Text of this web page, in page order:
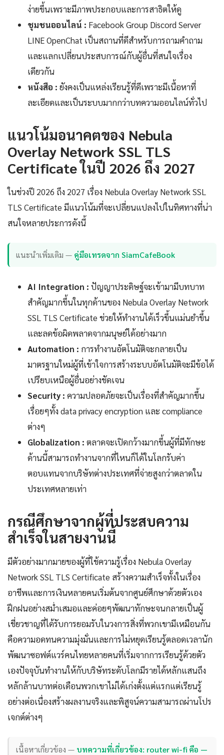
ง่ายขึ้นเพราะมีภาพประกอบและการสาธิตให้ดู
ชุมชนออนไลน์ : Facebook Group Discord Server
LINE OpenChat เป็นสถานที่ดีสำหรับการถามคำถาม
และแลกเปลี่ยนประสบการณ์กับผู้อื่นที่สนใจเรื่อง
เดียวกัน
หนังสือ : ยังคงเป็นแหล่งเรียนรู้ที่ดีเพราะมีเนื้อหาที่
ละเอียดและเป็นระบบมากกว่าบทความออนไลน์ทั่วไป
แนวโน้มอนาคตของ Nebula
Overlay Network SSL TLS
Certificate ในปี 2026 ถึง 2027
ในช่วงปี 2026 ถึง 2027 เรื่อง Nebula Overlay Network SSL
TLS Certificate มีแนวโน้มที่จะเปลี่ยนแปลงไปในทิศทางที่น่า
สนใจหลายประการดังนี้
แนะนำเพิ่มเติม — คู่มือเทรดจาก SiamCafeBook
AI Integration : ปัญญาประดิษฐ์จะเข้ามามีบทบาท
สำคัญมากขึ้นในทุกด้านของ Nebula Overlay Network
SSL TLS Certificate ช่วยให้ทำงานได้เร็วขึ้นแม่นยำขึ้น
และลดข้อผิดพลาดจากมนุษย์ได้อย่างมาก
Automation : การทำงานอัตโนมัติจะกลายเป็น
มาตรฐานใหม่ผู้ที่เข้าใจการสร้างระบบอัตโนมัติจะมีข้อได้
เปรียบเหนือผู้อื่นอย่างชัดเจน
Security : ความปลอดภัยจะเป็นเรื่องที่สำคัญมากขึ้น
เรื่อยๆทั้ง data privacy encryption และ compliance
ต่างๆ
Globalization : ตลาดจะเปิดกว้างมากขึ้นผู้ที่มีทักษะ
ด้านนี้สามารถทำงานจากที่ไหนก็ได้ในโลกรับค่า
ตอบแทนจากบริษัทต่างประเทศที่จ่ายสูงกว่าตลาดใน
ประเทศหลายเท่า
กรณีศึกษาจากผู้ที่ประสบความ
สำเร็จในสายงานนี้
มีตัวอย่างมากมายของผู้ที่ใช้ความรู้เรื่อง Nebula Overlay
Network SSL TLS Certificate สร้างความสำเร็จทั้งในเรื่อง
อาชีพและการเงินหลายคนเริ่มต้นจากศูนย์ศึกษาด้วยตัวเอง
ฝึกฝนอย่างสม่ำเสมอและค่อยๆพัฒนาทักษะจนกลายเป็นผู้
เชี่ยวชาญที่ได้รับการยอมรับในวงการสิ่งที่พวกเขามีเหมือนกัน
คือความอดทนความมุ่งมั่นและการไม่หยุดเรียนรู้ตลอดเวลานัก
พัฒนาซอฟต์แวร์คนไทยหลายคนที่เริ่มจากการเรียนรู้ด้วยตัว
เองปัจจุบันทำงานให้กับบริษัทระดับโลกมีรายได้หลักแสนถึง
หลักล้านบาทต่อเดือนพวกเขาไม่ได้เก่งตั้งแต่แรกแต่เรียนรู้
อย่างต่อเนื่องสร้างผลงานจริงและพิสูจน์ความสามารถผ่านโปร
เจกต์ต่างๆ
เนื้อหาเกี่ยวข้อง — บทความที่เกี่ยวข้อง: router wi-fi คือ —